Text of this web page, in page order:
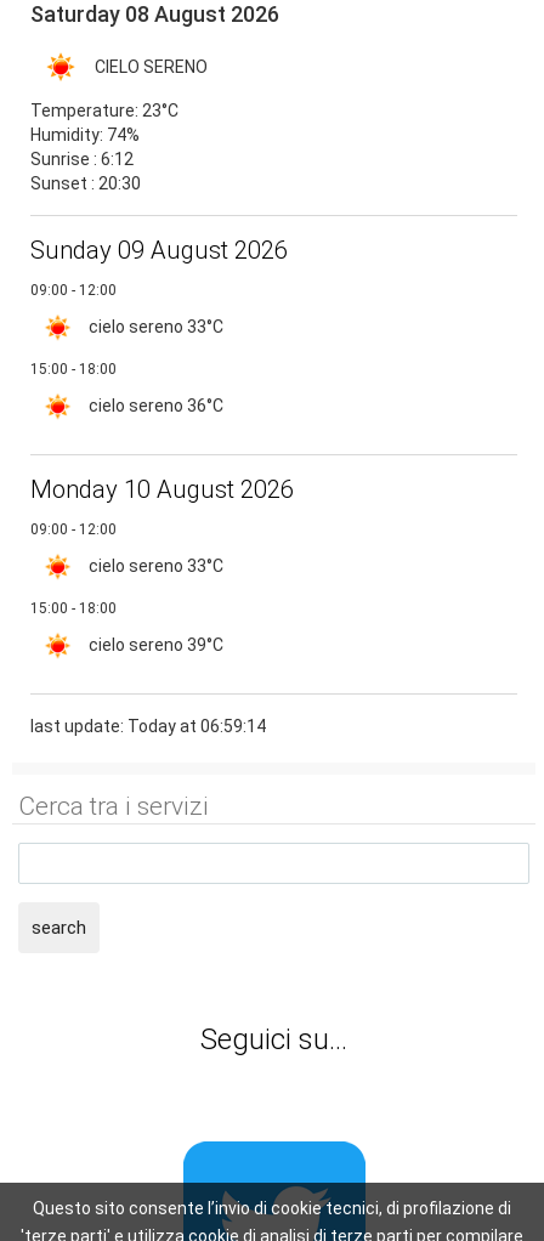
Saturday 08 August 2026
CIELO SERENO
Temperature: 23°C
Humidity: 74%
Sunrise : 6:12
Sunset : 20:30
Sunday 09 August 2026
09:00 - 12:00
cielo sereno 33°C
15:00 - 18:00
cielo sereno 36°C
Monday 10 August 2026
09:00 - 12:00
cielo sereno 33°C
15:00 - 18:00
cielo sereno 39°C
last update: Today at 06:59:14
Cerca tra i servizi
search
Seguici su...
Questo sito consente l’invio di cookie tecnici, di profilazione di
'terze parti' e utilizza cookie di analisi di terze parti per compilare